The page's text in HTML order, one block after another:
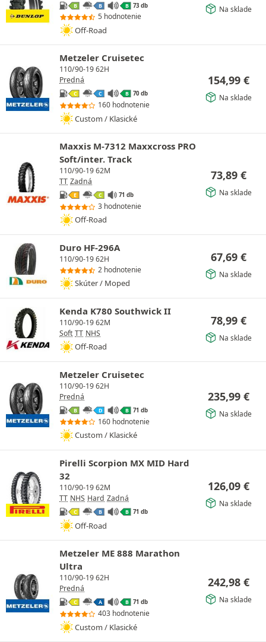
B B B 73 db
5 hodnotenie
Off-Road
Na sklade
Metzeler Cruisetec
110/90-19 62H
Predná
C C B 70 db
160 hodnotenie
Custom / Klasické
154,99 €
Na sklade
Maxxis M-7312 Maxxcross PRO
Soft/inter. Track
110/90-19 62M
TT Zadná
E C 71 db
3 hodnotenie
Off-Road
73,89 €
Na sklade
Duro HF-296A
110/90-19 62H
2 hodnotenie
Skúter / Moped
67,69 €
Na sklade
Kenda K780 Southwick II
110/90-19 62M
Soft TT NHS
Off-Road
78,99 €
Na sklade
Metzeler Cruisetec
110/90-19 62H
Predná
B D B 71 db
160 hodnotenie
Custom / Klasické
235,99 €
Na sklade
Pirelli Scorpion MX MID Hard
32
110/90-19 62M
TT NHS Hard Zadná
C B B 71 db
Off-Road
126,09 €
Na sklade
Metzeler ME 888 Marathon
Ultra
110/90-19 62H
Predná
C A B 71 db
403 hodnotenie
Custom / Klasické
242,98 €
Na sklade